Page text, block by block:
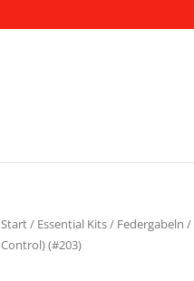
Start/ Essential Kits/ Federgabeln /
Control) (#203)